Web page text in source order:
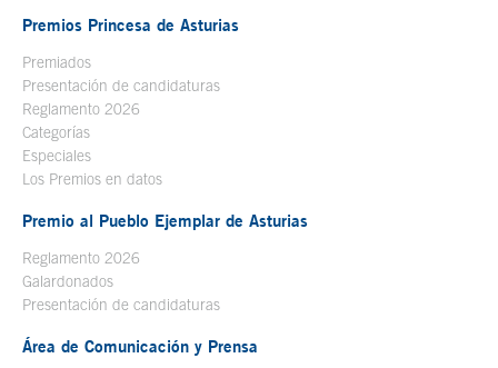
Premios Princesa de Asturias
Premiados
Presentación de candidaturas
Reglamento 2026
Categorías
Especiales
Los Premios en datos
Premio al Pueblo Ejemplar de Asturias
Reglamento 2026
Galardonados
Presentación de candidaturas
Área de Comunicación y Prensa